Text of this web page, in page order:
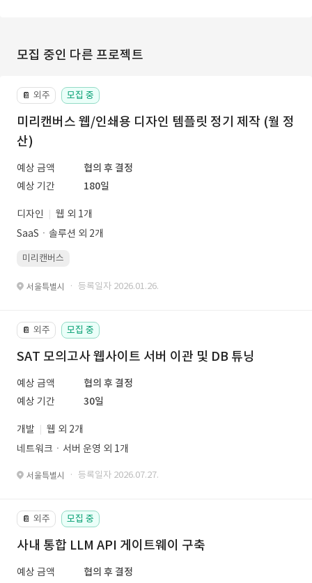
모집 중인 다른 프로젝트
📔 외주 모집 중
미리캔버스 웹/인쇄용 디자인 템플릿 정기 제작 (월 정
산)
예상 금액
협의 후 결정
예상 기간
180일
디자인
웹 외 1개
SaaSㆍ솔루션 외 2개
미리캔버스
서울특별시 · 등록일자 2026.01.26.
📔 외주 모집 중
SAT 모의고사 웹사이트 서버 이관 및 DB 튜닝
예상 금액
협의 후 결정
예상 기간
30일
개발
웹 외 2개
네트워크ㆍ서버 운영 외 1개
서울특별시 · 등록일자 2026.07.27.
📔 외주 모집 중
사내 통합 LLM API 게이트웨이 구축
예상 금액
협의 후 결정